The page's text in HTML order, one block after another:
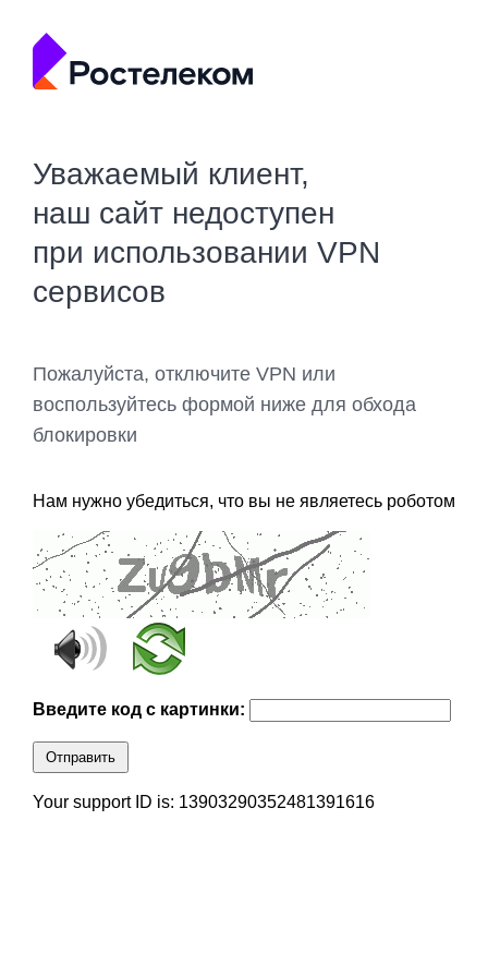
Уважаемый клиент,
наш сайт недоступен
при использовании VPN
сервисов
Пожалуйста, отключите VPN или
воспользуйтесь формой ниже для обхода
блокировки
Нам нужно убедиться, что вы не являетесь роботом
Введите код с картинки:
Отправить
Your support ID is: 13903290352481391616